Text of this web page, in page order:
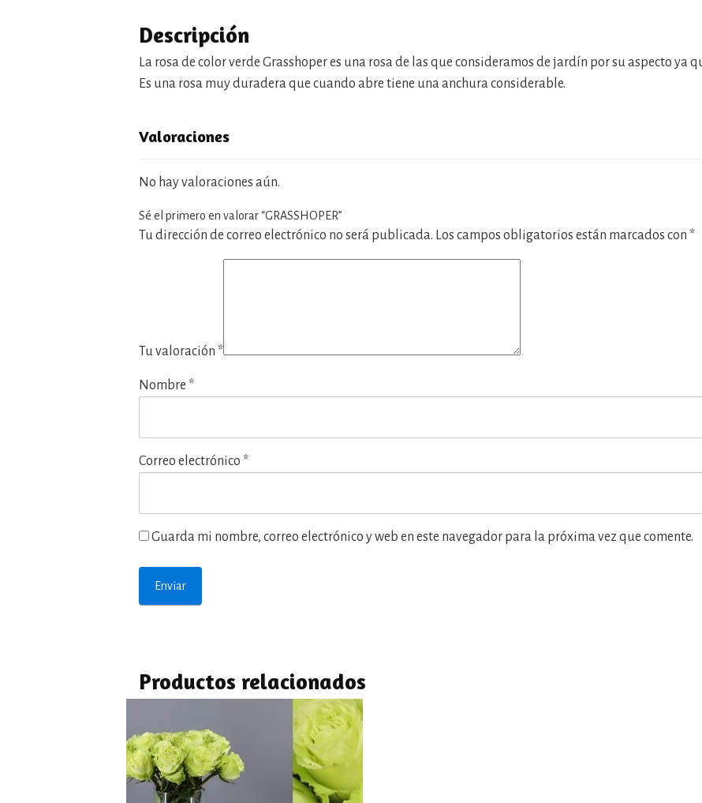
Descripción
La rosa de color verde Grasshoper es una rosa de las que consideramos de jardín por su aspecto ya
Es una rosa muy duradera que cuando abre tiene una anchura considerable.
Valoraciones
No hay valoraciones aún.
Sé el primero en valorar “GRASSHOPER”
Tu dirección de correo electrónico no será publicada. Los campos obligatorios están marcados con *
Tu valoración *
Nombre *
Correo electrónico *
Guarda mi nombre, correo electrónico y web en este navegador para la próxima vez que comente.
Productos relacionados